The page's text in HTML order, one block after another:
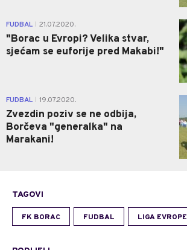
FUDBAL 21.07.2020.
"Borac u Evropi? Velika stvar,
sjećam se euforije pred Makabi!"
FUDBAL 19.07.2020.
Zvezdin poziv se ne odbija,
Borčeva "generalka" na
Marakani!
TAGOVI
FK BORAC FUDBAL LIGA EVROPE